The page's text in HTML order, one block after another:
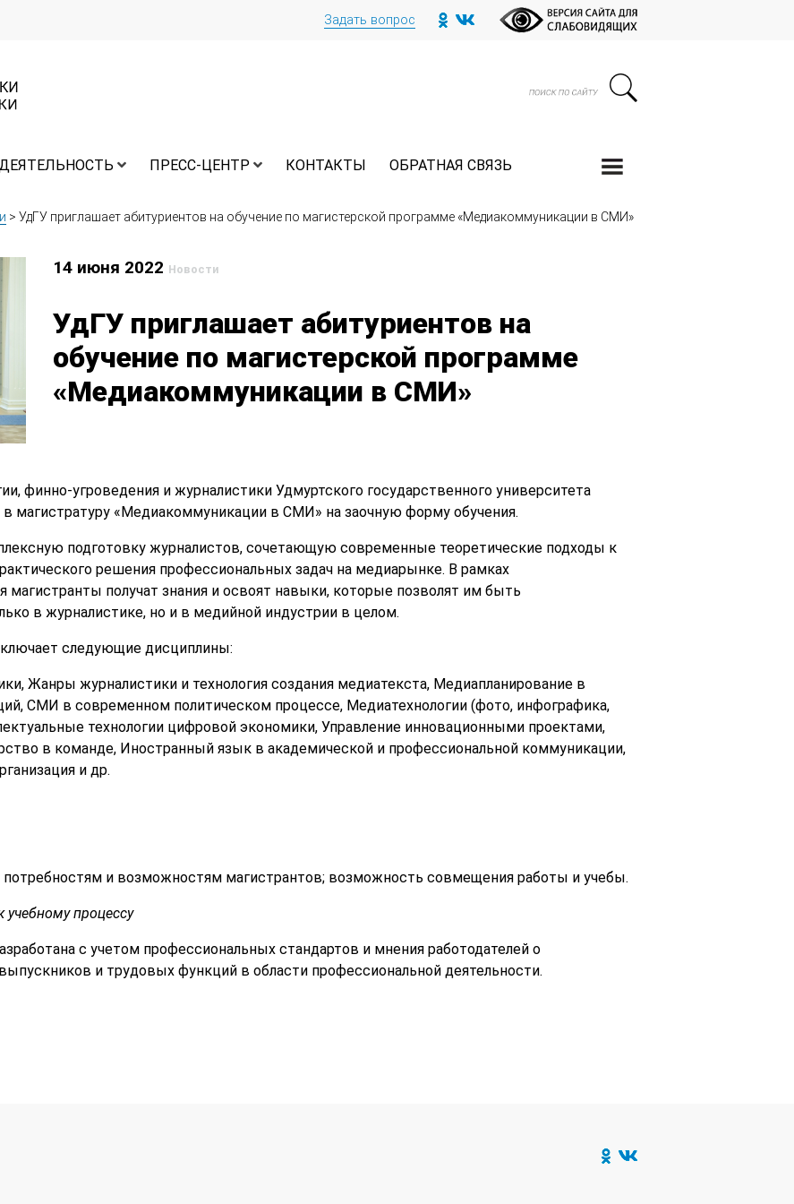
Задать вопрос
ПРЕСС-ЦЕНТР КОНТАКТЫ ОБРАТНАЯ СВЯЗЬ
> УдГУ приглашает абитуриентов на обучение по магистерской программе «Медиакоммуникации в СМИ»
14 июня 2022 Новости
УдГУ приглашает абитуриентов на
обучение по магистерской программе
«Медиакоммуникации в СМИ»
финно-угроведения и журналистики Удмуртского государственного университета
в магистратуру «Медиакоммуникации в СМИ» на заочную форму обучения.
подготовку журналистов, сочетающую современные теоретические подходы к
решения профессиональных задач на медиарынке. В рамках
магистранты получат знания и освоят навыки, которые позволят им быть
в журналистике, но и в медийной индустрии в целом.
следующие дисциплины:
Жанры журналистики и технология создания медиатекста, Медиапланирование в
СМИ в современном политическом процессе, Медиатехнологии (фото, инфографика,
технологии цифровой экономики, Управление инновационными проектами,
в команде, Иностранный язык в академической и профессиональной коммуникации,
и др.
потребностям и возможностям магистрантов; возможность совмещения работы и учебы.
учебному процессу
с учетом профессиональных стандартов и мнения работодателей о
и трудовых функций в области профессиональной деятельности.